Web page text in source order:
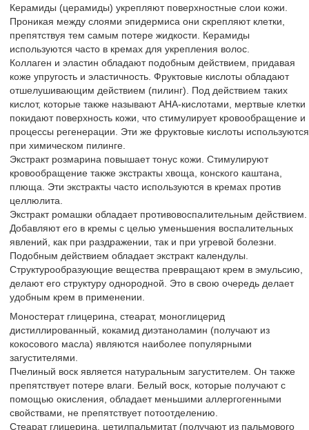
Керамиды (церамиды) укрепляют поверхностные слои кожи.
Проникая между слоями эпидермиса они скрепляют клетки,
препятствуя тем самым потере жидкости. Керамиды
используются часто в кремах для укрепления волос.
Коллаген и эластин обладают подобным действием, придавая
коже упругость и эластичность. Фруктовые кислоты обладают
отшелушивающим действием (пилинг). Под действием таких
кислот, которые также называют AHA-кислотами, мертвые клетки
покидают поверхность кожи, что стимулирует кровообращение и
процессы регенерации. Эти же фруктовые кислоты используются
при химическом пилинге.
Экстракт розмарина повышает тонус кожи. Стимулируют
кровообращение также экстракты хвоща, конского каштана,
плюща. Эти экстракты часто используются в кремах против
целлюлита.
Экстракт ромашки обладает противовоспалительным действием.
Добавляют его в кремы с целью уменьшения воспалительных
явлений, как при раздражении, так и при угревой болезни.
Подобным действием обладает экстракт календулы.
Структурообразующие вещества превращают крем в эмульсию,
делают его структуру однородной. Это в свою очередь делает
удобным крем в применении.
Моностерат глицерина, стеарат, моноглицерид
дистиллированный, кокамид диэтаноламин (получают из
кокосового масла) являются наиболее популярными
загустителями.
Пчелиный воск является натуральным загустителем. Он также
препятствует потере влаги. Белый воск, которые получают с
помощью окисления, обладает меньшими аллергогенными
свойствами, не препятствует потоотделению.
Стеарат глицерина, цетилпальмитат (получают из пальмового